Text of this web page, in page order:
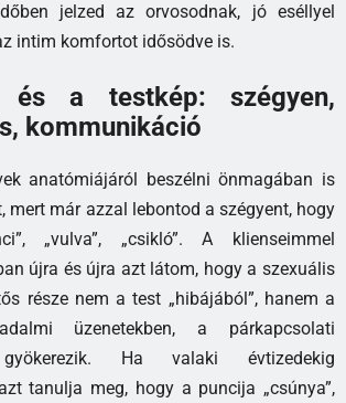
jelzed az orvosodnak, jó eséllyel
intim komfortot idősödve is.
és a testkép: szégyen,
kommunikáció
anatómiájáról beszélni önmagában is
mert már azzal lebontod a szégyent, hogy
„vulva”, „csikló”. A klienseimmel
újra és újra azt látom, hogy a szexuális
része nem a test „hibájából”, hanem a
üzenetekben, a párkapcsolati
Ha valaki évtizedekig
tanulja meg, hogy a puncija „csúnya”,